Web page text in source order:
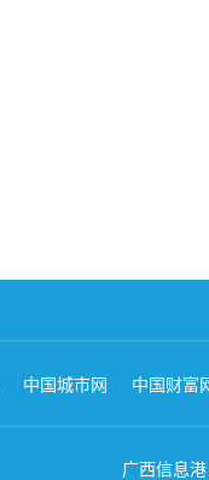
中国城市网 中国财富
广西信息